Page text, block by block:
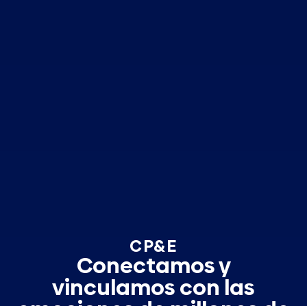
CP&E
Conectamos y
vinculamos con las